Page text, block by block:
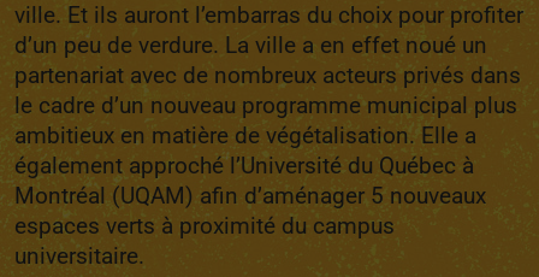
ville. Et ils auront l’embarras du choix pour profiter
d’un peu de verdure. La ville a en effet noué un
partenariat avec de nombreux acteurs privés dans
le cadre d’un nouveau programme municipal plus
ambitieux en matière de végétalisation. Elle a
également approché l’Université du Québec à
Montréal (UQAM) afin d’aménager 5 nouveaux
espaces verts à proximité du campus
universitaire.